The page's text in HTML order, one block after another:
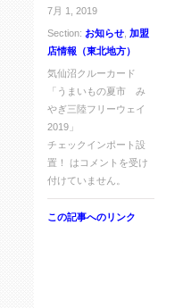
7月 1, 2019
Section: お知らせ, 加盟
店情報（東北地方）
気仙沼クルーカード
「うまいもの夏市 み
やぎ三陸フリーウェイ
2019」
チェックインポート設
置！ は コメントを受け
付けていません。
この記事へのリンク